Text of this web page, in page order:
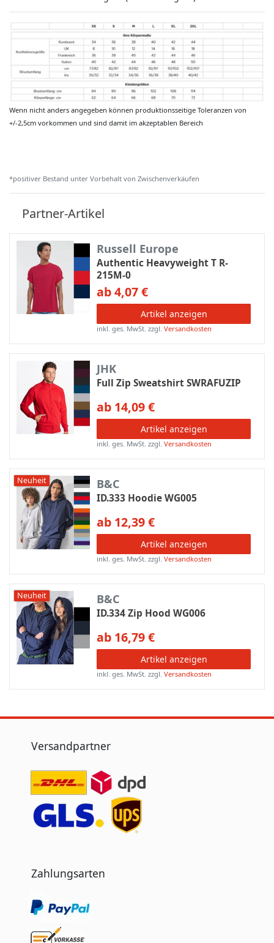
Wenn nicht anders angegeben können produktionsseitige Toleranzen von
+/-2,5cm vorkommen und sind damit im akzeptablen Bereich
*positiver Bestand unter Vorbehalt von Zwischenverkäufen
Partner-Artikel
Russell Europe
Authentic Heavyweight T R-
215M-0
ab 4,07 €
Artikel anzeigen
inkl. ges. MwSt. zzgl.Versandkosten
JHK
Full Zip Sweatshirt SWRAFUZIP
ab 14,09 €
Artikel anzeigen
inkl. ges. MwSt. zzgl.Versandkosten
Neuheit B&C
ID.333 Hoodie WG005
ab 12,39 €
Artikel anzeigen
inkl. ges. MwSt. zzgl.Versandkosten
Neuheit B&C
ID.334 Zip Hood WG006
ab 16,79 €
Artikel anzeigen
inkl. ges. MwSt. zzgl.Versandkosten
Versandpartner
Zahlungsarten